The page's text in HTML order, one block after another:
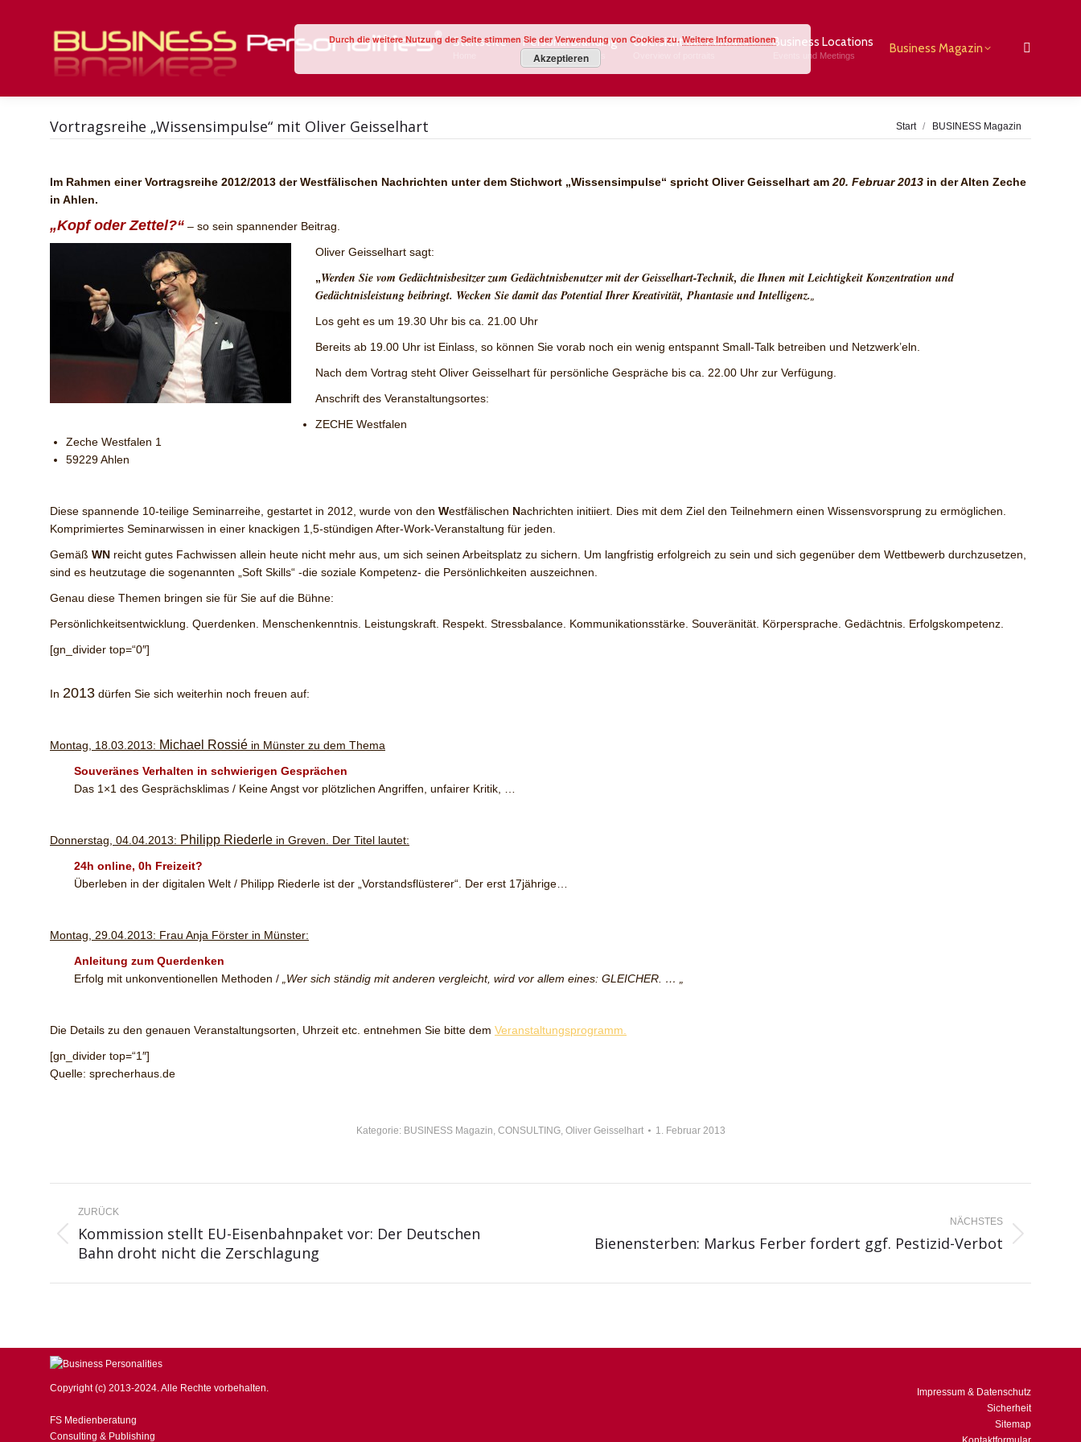
Startseite Personal Branding
Image Your Business
Übersicht der Porträts Business Locations
Events und Meetings
Business Magazin Search:
Vortragsreihe „Wissensimpulse“ mit Oliver Geisselhart Sie befinden sich hier:
Start BUSINESS Magazin
Im Rahmen einer Vortragsreihe 2012/2013 der Westfälischen Nachrichten unter dem Stichwort „Wissensimpulse“ spricht Oliver Geisselhart am 20. Februar 2013 in der Alten Zeche
in Ahlen.
„Kopf oder Zettel?“ – so sein spannender Beitrag.
Oliver Geisselhart sagt:
„Werden Sie vom Gedächtnisbesitzer zum Gedächtnisbenutzer mit der Geisselhart-Technik, die Ihnen mit Leichtigkeit Konzentration und
Gedächtnisleistung beibringt. Wecken Sie damit das Potential Ihrer Kreativität, Phantasie und Intelligenz.
Los geht es um 19.30 Uhr bis ca. 21.00 Uhr
Bereits ab 19.00 Uhr ist Einlass, so können Sie vorab noch ein wenig entspannt Small-Talk betreiben und Netzwerk’eln.
Nach dem Vortrag steht Oliver Geisselhart für persönliche Gespräche bis ca. 22.00 Uhr zur Verfügung.
Anschrift des Veranstaltungsortes:
ZECHE Westfalen
Zeche Westfalen 1
59229 Ahlen
Diese spannende 10-teilige Seminarreihe, gestartet in 2012, wurde von den Westfälischen Nachrichten initiiert. Dies mit dem Ziel den Teilnehmern einen Wissensvorsprung zu ermöglichen.
Komprimiertes Seminarwissen in einer knackigen 1,5-stündigen After-Work-Veranstaltung für jeden.
Gemäß WN reicht gutes Fachwissen allein heute nicht mehr aus, um sich seinen Arbeitsplatz zu sichern. Um langfristig erfolgreich zu sein und sich gegenüber dem Wettbewerb durchzusetzen,
sind es heutzutage die sogenannten „Soft Skills“ -die soziale Kompetenz- die Persönlichkeiten auszeichnen.
Genau diese Themen bringen sie für Sie auf die Bühne:
Persönlichkeitsentwicklung. Querdenken. Menschenkenntnis. Leistungskraft. Respekt. Stressbalance. Kommunikationsstärke. Souveränität. Körpersprache. Gedächtnis. Erfolgskompetenz.
[gn_divider top=“0″]
In 2013 dürfen Sie sich weiterhin noch freuen auf:
Montag, 18.03.2013: Michael Rossié in Münster zu dem Thema
Souveränes Verhalten in schwierigen Gesprächen
Das 1×1 des Gesprächsklimas / Keine Angst vor plötzlichen Angriffen, unfairer Kritik, …
Donnerstag, 04.04.2013: Philipp Riederle in Greven. Der Titel lautet:
24h online, 0h Freizeit?
Überleben in der digitalen Welt / Philipp Riederle ist der „Vorstandsflüsterer“. Der erst 17jährige…
Montag, 29.04.2013: Frau Anja Förster in Münster:
Anleitung zum Querdenken
Erfolg mit unkonventionellen Methoden /
„Wer sich ständig mit anderen vergleicht, wird vor allem eines: GLEICHER. … „
Die Details zu den genauen Veranstaltungsorten, Uhrzeit etc. entnehmen Sie bitte dem Veranstaltungsprogramm.
[gn_divider top=“1″]
Quelle: sprecherhaus.de
Kategorie: BUSINESS Magazin, CONSULTING, Oliver Geisselhart 1. Februar 2013
ZURÜCK
Vorheriger
Beitrag:
Kommission stellt EU-Eisenbahnpaket vor: Der Deutschen
Bahn droht nicht die Zerschlagung
NÄCHSTES
NächsterBienensterben: Markus Ferber fordert ggf. Pestizid-Verbot
Copyright (c) 2013-2024. Alle Rechte vorbehalten.
FS Medienberatung
Consulting & Publishing
Impressum & Datenschutz
Sicherheit
Sitemap
Durch die weitere Nutzung der Seite stimmen Sie der Verwendung von Cookies zu.Weitere Informationen
Akzeptieren
Startseite
Home
Personal Branding
Image Your Business
Übersicht der Porträts
Overview of portraits
Business Locations
Events und Meetings Search: